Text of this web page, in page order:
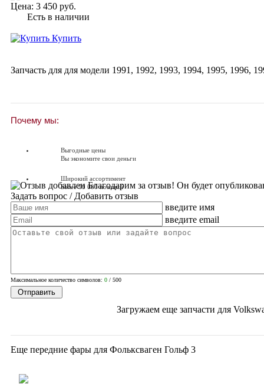
Цена: 3 450 руб.
Есть в наличии
Купить
Запчасть для для модели 1991 , 1992, 1993, 1994, 1995, 1996,
Почему мы:
Выгодные цены
Вы экономите свои деньги
Широкий ассортимент
Более 90 000 позиций
Доставка по России от 250 руб.
Вопросы? Звоните!
Благодарим за отзыв! Он будет
Задать вопрос / Добавить отзыв
введите имя
введите email
Максимальное количество символов: 0 / 500
Загружаем еще запчасти для
Еще передние фары для Фольксваген Гольф 3